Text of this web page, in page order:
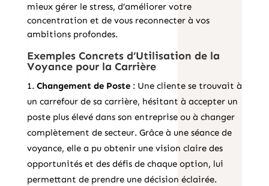
mieux gérer le stress, d’améliorer votre
concentration et de vous reconnecter à vos
ambitions profondes.
Exemples Concrets d’Utilisation de la
Voyance pour la Carrière
Changement de Poste: Une cliente se trouvait à
un carrefour de sa carrière, hésitant à accepter un
poste plus élevé dans son entreprise ou à changer
complètement de secteur. Grâce à une séance de
voyance, elle a pu obtenir une vision claire des
opportunités et des défis de chaque option, lui
permettant de prendre une décision éclairée.